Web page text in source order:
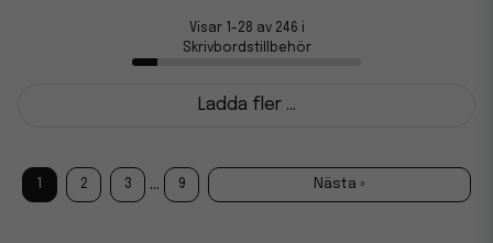
Visar 1-28 av 246 i
Skrivbordstillbehör
Ladda fler ...
2 3 ... 9 Nästa »